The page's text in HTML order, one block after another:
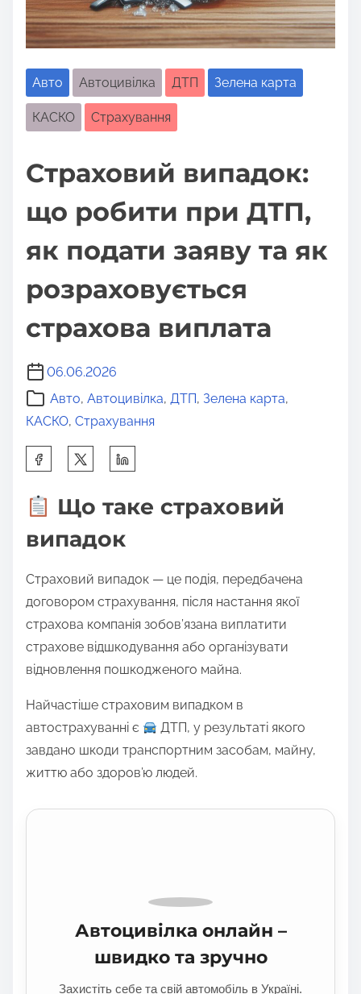
Авто Автоцивілка ДТП Зелена карта
КАСКО Страхування
Страховий випадок:
що робити при ДТП,
як подати заяву та як
розраховується
страхова виплата
06.06.2026
Авто, Автоцивілка, ДТП, Зелена карта,
КАСКО, Страхування
a
e
s
t
o
n
Що таке страховий
випадок
Страховий випадок — це подія, передбачена
договором страхування, після настання якої
страхова компанія зобов’язана виплатити
страхове відшкодування або організувати
відновлення пошкодженого майна.
Найчастіше страховим випадком в
автострахуванні є
ДТП, у результаті якого
завдано шкоди транспортним засобам, майну,
життю або здоров’ю людей.
Автоцивілка онлайн –
швидко та зручно
Захистіть себе та свій автомобіль в Україні.